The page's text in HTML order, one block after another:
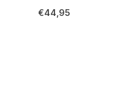
€44,95